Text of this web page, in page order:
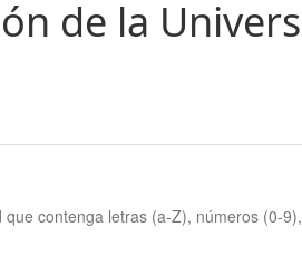
de la
contenga letras (a-Z), números (0-